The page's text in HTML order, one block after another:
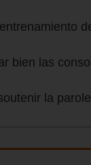
bien las
la